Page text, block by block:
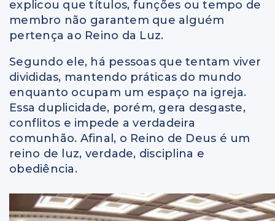
explicou que títulos, funções ou tempo de
membro não garantem que alguém
pertença ao Reino da Luz.
Segundo ele, há pessoas que tentam viver
divididas, mantendo práticas do mundo
enquanto ocupam um espaço na igreja.
Essa duplicidade, porém, gera desgaste,
conflitos e impede a verdadeira
comunhão. Afinal, o Reino de Deus é um
reino de luz, verdade, disciplina e
obediência.